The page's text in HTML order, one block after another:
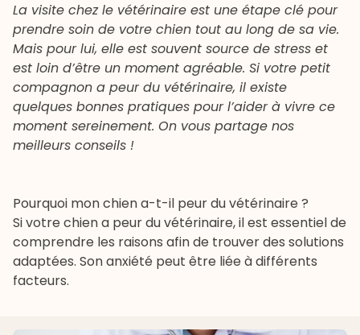
La visite chez le vétérinaire est une étape clé pour
prendre soin de votre chien tout au long de sa vie.
Mais pour lui, elle est souvent source de stress et
est loin d’être un moment agréable. Si votre petit
compagnon a peur du vétérinaire, il existe
quelques bonnes pratiques pour l’aider à vivre ce
moment sereinement. On vous partage nos
meilleurs conseils !
Pourquoi mon chien a-t-il peur du vétérinaire ?
Si votre chien a peur duvétérinaire, il est essentiel de
comprendre les raisons afin de trouver des solutions
adaptées. Son anxiété peut être liée à différents
facteurs.